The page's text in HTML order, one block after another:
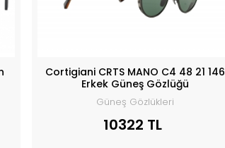
Cortigiani CRTS MANO C4 48 21 146
Erkek Güneş Gözlüğü
Güneş Gözlükleri
10322 TL